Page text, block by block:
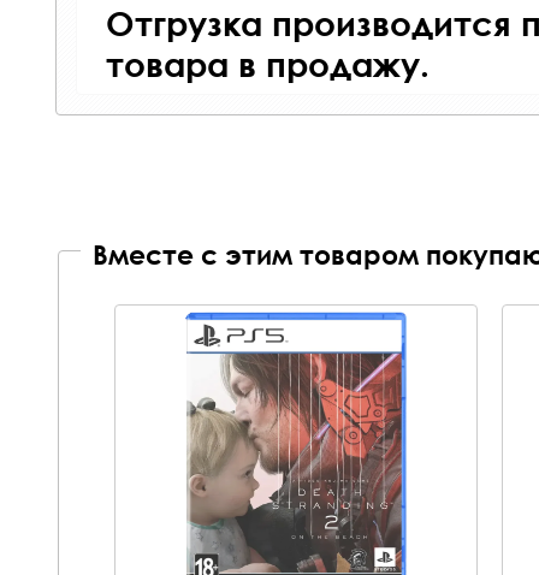
Отгрузка производится
товара в продажу.
Вместе с этим товаром